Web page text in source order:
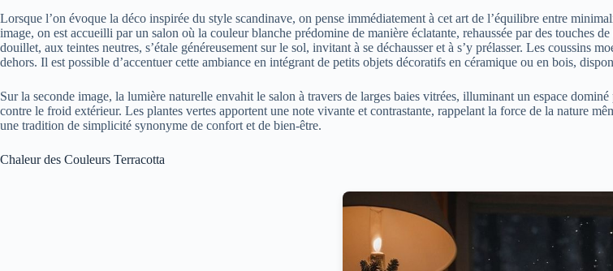
Lorsque l’on évoque la déco inspirée du style scandinave, on pense immédiatement à cet art de l’équilibre entre
image, on est accueilli par un salon où la couleur blanche prédomine de manière éclatante, rehaussée par des touches
douillet, aux teintes neutres, s’étale généreusement sur le sol, invitant à se déchausser et à s’y prélasser. Les coussins
dehors. Il est possible d’accentuer cette ambiance en intégrant de petits objets décoratifs en céramique ou en bois,
Sur la seconde image, la lumière naturelle envahit le salon à travers de larges baies vitrées, illuminant un espace
contre le froid extérieur. Les plantes vertes apportent une note vivante et contrastante, rappelant la force de la nature
une tradition de simplicité synonyme de confort et de bien-être.
Chaleur des Couleurs Terracotta